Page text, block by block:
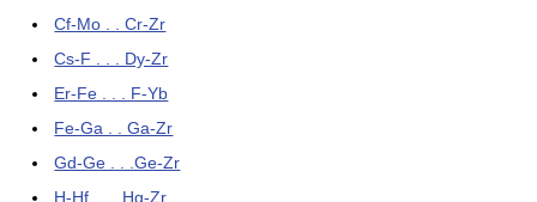
Cf-Mo . . Cr-Zr
Cs-F . . . Dy-Zr
Er-Fe . . . F-Yb
Fe-Ga . . Ga-Zr
Gd-Ge . . .Ge-Zr
H-Hf . . . Hg-Zr